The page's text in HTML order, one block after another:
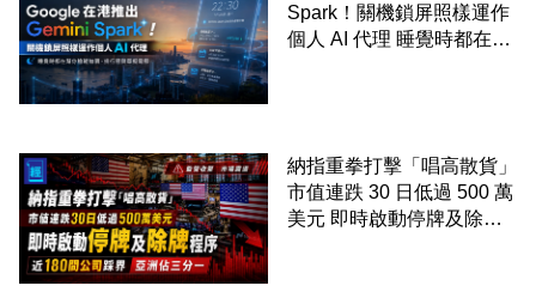
Spark！關機鎖屏照樣運作
個人 AI 代理 睡覺時都在幫
納指重拳打擊「唱高散貨」
市值連跌 30 日低過 500 萬
美元 即時啟動停牌及除牌